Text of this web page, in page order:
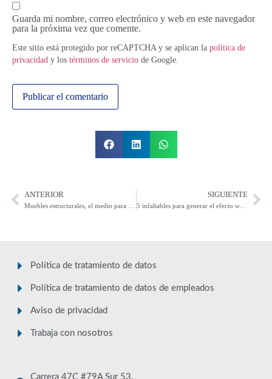
Guarda mi nombre, correo electrónico y web en este navegador
para la próxima vez que comente.
Este sitio está protegido por reCAPTCHA y se aplican la política de
privacidad y los términos de servicio de Google.
ANTERIOR SIGUIENTE
5 infaltables para generar el efecto wow en tus clientes este 2023
Política de tratamiento de datos
Política de tratamiento de datos de empleados
Aviso de privacidad
Trabaja con nosotros
Carrera 47C #79A Sur 53,